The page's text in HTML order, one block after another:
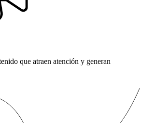
que atraen atención y generan